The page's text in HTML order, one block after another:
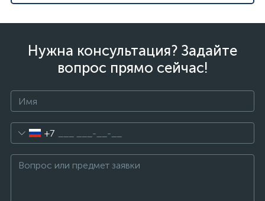
Нужна консультация? Задайте
вопрос прямо сейчас!
+7